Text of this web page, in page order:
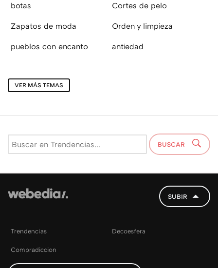
botas Cortes de pelo
Zapatos de moda Orden y limpieza
pueblos con encanto antiedad
VER MÁS TEMAS
BUSCAR
SUBIR
Trendencias Decoesfera
Compradiccion